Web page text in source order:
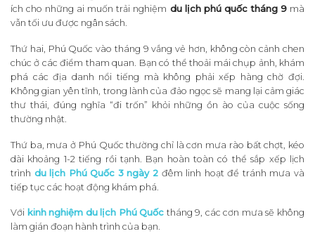
ích cho những ai muốn trải nghiệm du lịch phú quốc tháng 9mà
vẫn tối ưu được ngân sách.
Thứ hai, Phú Quốc vào tháng 9 vắng vẻ hơn, không còn cảnh chen
chúc ở các điểm tham quan. Bạn có thể thoải mái chụp ảnh, khám
phá các địa danh nổi tiếng mà không phải xếp hàng chờ đợi.
Không gian yên tĩnh, trong lành của đảo ngọc sẽ mang lại cảm giác
thư thái, đúng nghĩa “đi trốn” khỏi những ồn ào của cuộc sống
thường nhật.
Thứ ba, mưa ở Phú Quốc thường chỉ là cơn mưa rào bất chợt, kéo
dài khoảng 1-2 tiếng rồi tạnh. Bạn hoàn toàn có thể sắp xếp lịch
trình du lịch Phú Quốc 3 ngày 2 đêm linh hoạt để tránh mưa và
tiếp tục các hoạt động khám phá.
Với kinh nghiệm du lịch Phú Quốc tháng 9, các cơn mưa sẽ không
làm gián đoạn hành trình của bạn.